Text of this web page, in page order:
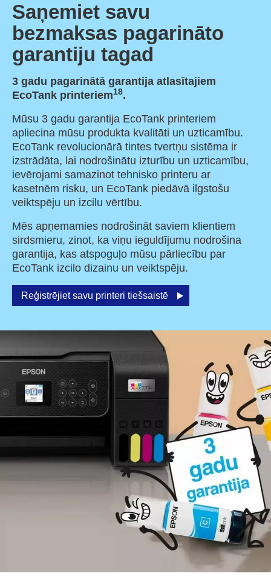
Saņemiet savu
bezmaksas pagarināto
garantiju tagad
3 gadu pagarinātā garantija atlasītajiem
EcoTank printeriem18.
Mūsu 3 gadu garantija EcoTank printeriem
apliecina mūsu produkta kvalitāti un uzticamību.
EcoTank revolucionārā tintes tvertņu sistēma ir
izstrādāta, lai nodrošinātu izturību un uzticamību,
ievērojami samazinot tehnisko printeru ar
kasetnēm risku, un EcoTank piedāvā ilgstošu
veiktspēju un izcilu vērtību.
Mēs apņemamies nodrošināt saviem klientiem
sirdsmieru, zinot, ka viņu ieguldījumu nodrošina
garantija, kas atspoguļo mūsu pārliecību par
EcoTank izcilo dizainu un veiktspēju.
Reģistrējiet savu printeri tiešsaistē